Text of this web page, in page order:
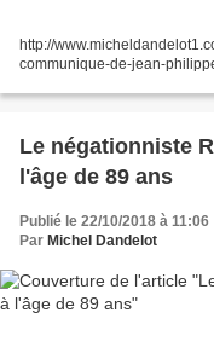
http://
communique-de-jean-
Le négationniste
l'âge de 89 ans
Publié le 22/10/2018 à 11:06
Par Michel Dandelot